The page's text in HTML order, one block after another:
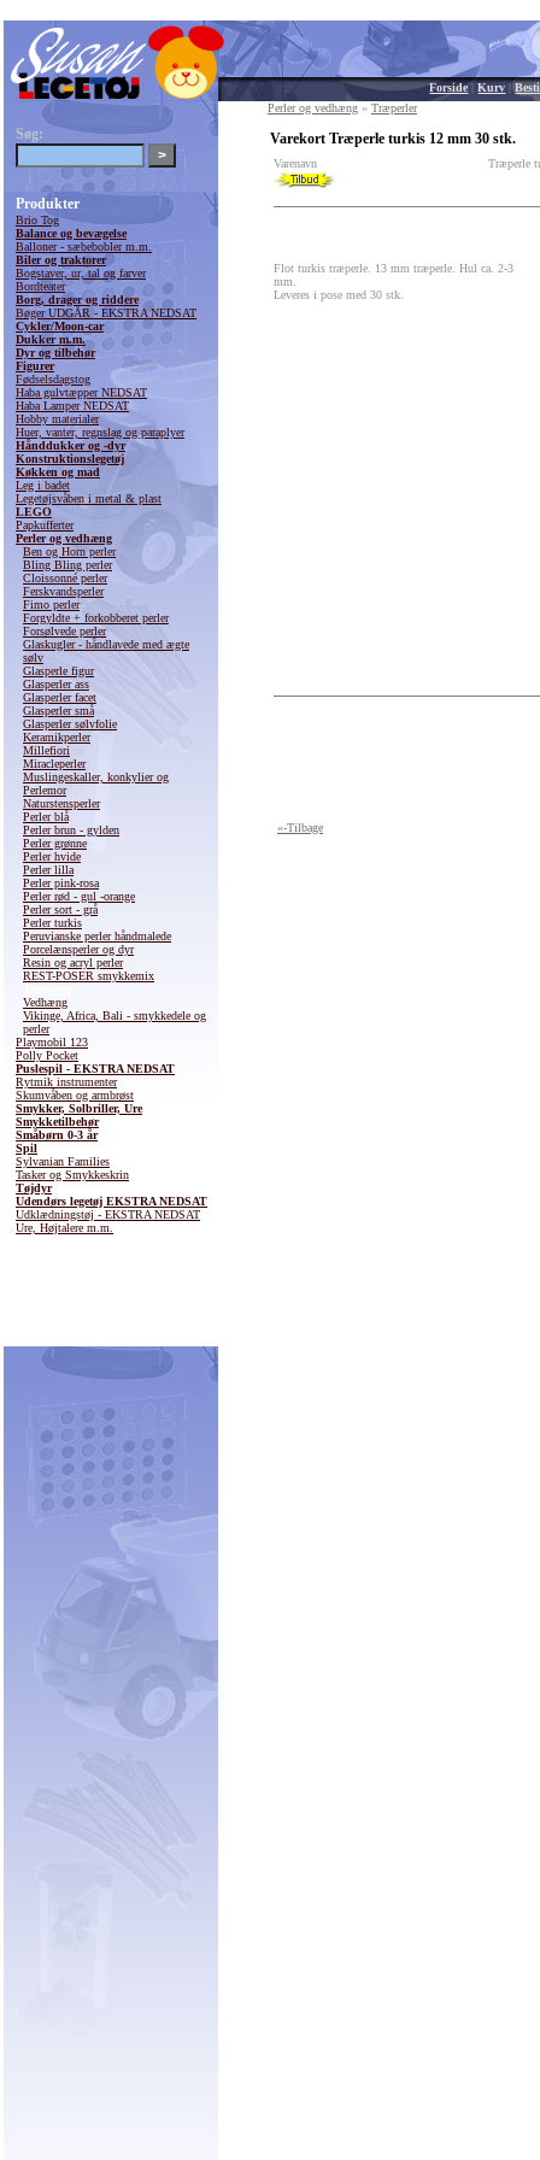
Forside|Kurv |
Søg:
Produkter
Brio Tog
Balance og bevægelse
Balloner - sæbebobler m.m.
Biler og traktorer
Bogstaver, ur, tal og farver
Bordteater
Borg, drager og riddere
Bøger UDGÅR - EKSTRA NEDSAT
Cykler/Moon-car
Dukker m.m.
Dyr og tilbehør
Figurer
Fødselsdagstog
Haba gulvtæpper NEDSAT
Haba Lamper NEDSAT
Hobby materialer
Huer, vanter, regnslag og paraplyer
Hånddukker og -dyr
Konstruktionslegetøj
Køkken og mad
Leg i badet
Legetøjsvåben i metal & plast
LEGO
Papkufferter
Perler og vedhæng
Ben og Horn perler
Bling Bling perler
Cloissonné perler
Ferskvandsperler
Fimo perler
Forgyldte + forkobberet perler
Forsølvede perler
Glaskugler - håndlavede med ægte
sølv
Glasperle figur
Glasperler ass
Glasperler facet
Glasperler små
Glasperler sølvfolie
Keramikperler
Millefiori
Miracleperler
Muslingeskaller, konkylier og
Perlemor
Naturstensperler
Perler blå
Perler brun - gylden
Perler grønne
Perler hvide
Perler lilla
Perler pink-rosa
Perler rød - gul -orange
Perler sort - grå
Perler turkis
Peruvianske perler håndmalede
Porcelænsperler og dyr
Resin og acryl perler
REST-POSER smykkemix
Vedhæng
Vikinge, Africa, Bali - smykkedele og
perler
Playmobil 123
Polly Pocket
Puslespil - EKSTRA NEDSAT
Rytmik instrumenter
Skumvåben og armbrøst
Smykker, Solbriller, Ure
Smykketilbehør
Småbørn 0-3 år
Spil
Sylvanian Families
Tasker og Smykkeskrin
Tøjdyr
Udendørs legetøj EKSTRA NEDSAT
Udklædningstøj - EKSTRA NEDSAT
Ure, Højtalere m.m.
Perler og vedhæng » Træperler
Varekort Træperle turkis 12 mm 30 stk.
Varenavn Træperle
Flot turkis træperle. 13 mm træperle. Hul ca. 2-3
mm.
Leveres i pose med 30 stk.
«-Tilbage